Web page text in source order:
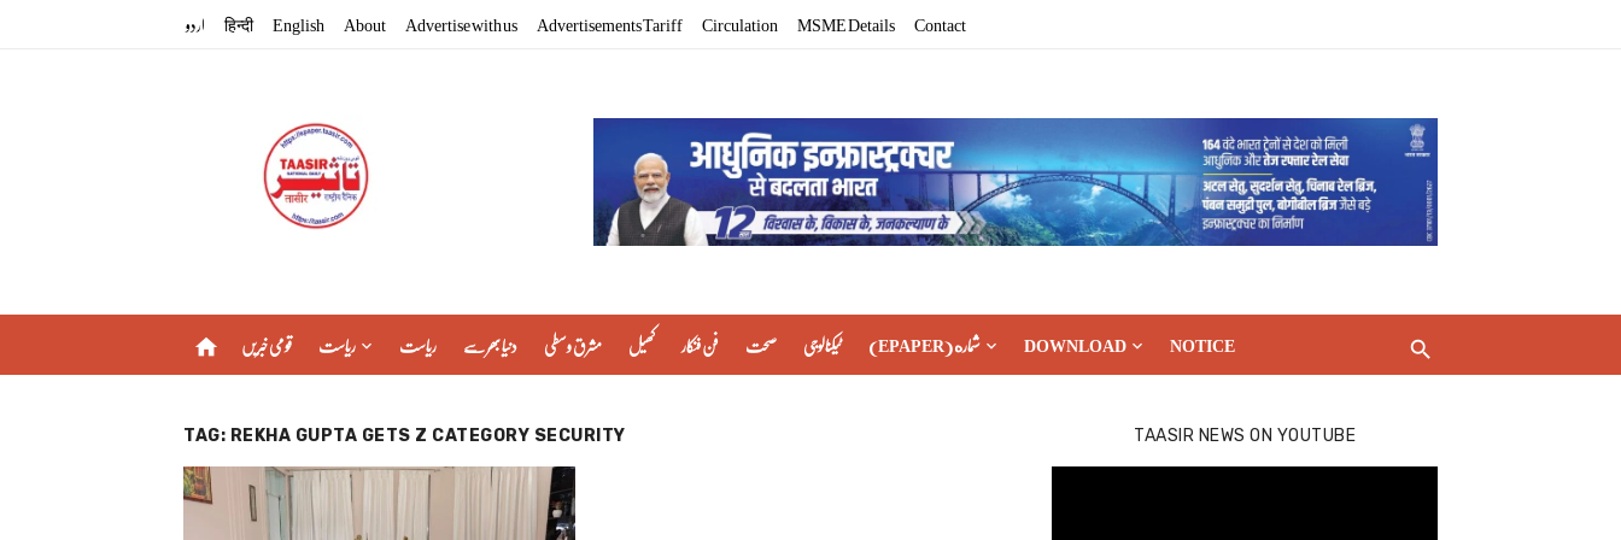
اردو हिन्दी English About Advertise with us Advertisements Tariff Circulation MSME Details Contact
home قومی خبریں ریاست ریاست دنیا بھر سے مشرق وسطی کھیل فن فنکار صحت ٹیکنالوجی (EPAPER) شماره DOWNLOAD NOTICE
TAG: REKHA GUPTA GETS Z CATEGORY SECURITY TAASIR NEWS ON YOUTUBE